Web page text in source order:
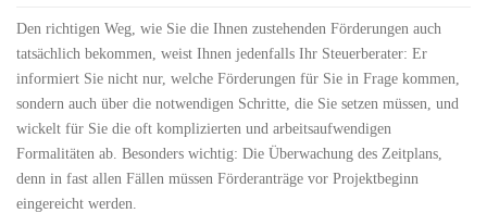
Den richtigen Weg, wie Sie die Ihnen zustehenden Förderungen auch
tatsächlich bekommen, weist Ihnen jedenfalls Ihr Steuerberater: Er
informiert Sie nicht nur, welche Förderungen für Sie in Frage kommen,
sondern auch über die notwendigen Schritte, die Sie setzen müssen, und
wickelt für Sie die oft komplizierten und arbeitsaufwendigen
Formalitäten ab. Besonders wichtig: Die Überwachung des Zeitplans,
denn in fast allen Fällen müssen Förderanträge vor Projektbeginn
eingereicht werden.